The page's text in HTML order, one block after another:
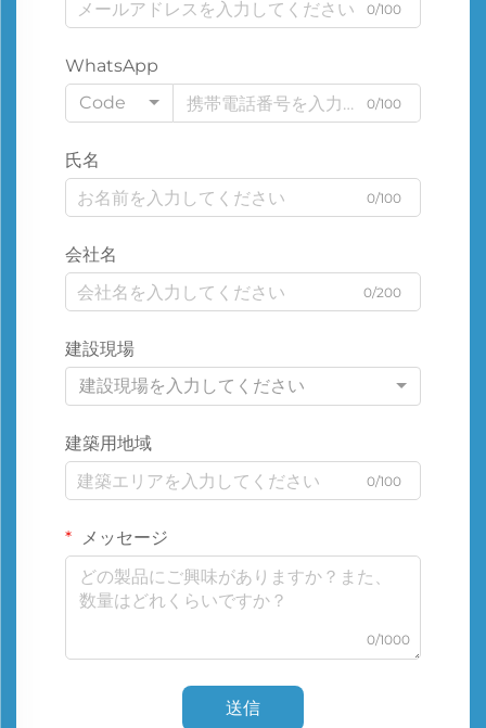
0/100
WhatsApp
Code
0/100
氏名
0/100
会社名
0/200
建設現場
建設現場を入力してください
建築用地域
0/100
メッセージ
0/1000
送信